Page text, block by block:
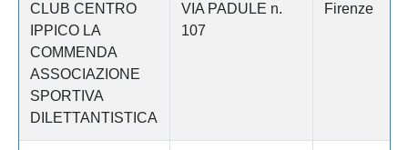
CLUB CENTRO
IPPICO LA
COMMENDA
ASSOCIAZIONE
SPORTIVA
DILETTANTISTICA
VIA PADULE n.
107
Firenze